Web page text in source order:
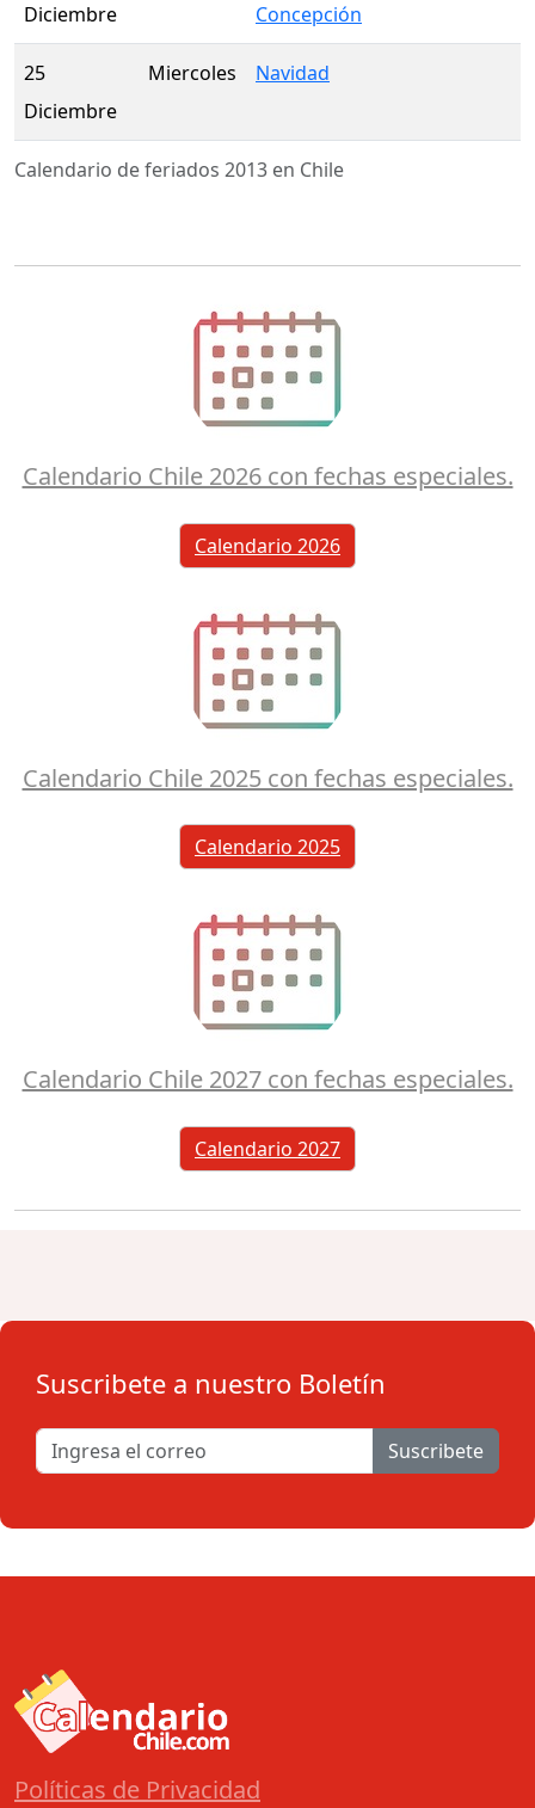
Calendario de feriados 2013 en Chile
Diciembre
Concepción
25
Diciembre
Miercoles Navidad
Calendario Chile 2026 con fechas especiales.
Calendario 2026
Calendario Chile 2025 con fechas especiales.
Calendario 2025
Calendario Chile 2027 con fechas especiales.
Calendario 2027
Suscribete a nuestro Boletín
Suscribete
Políticas de Privacidad